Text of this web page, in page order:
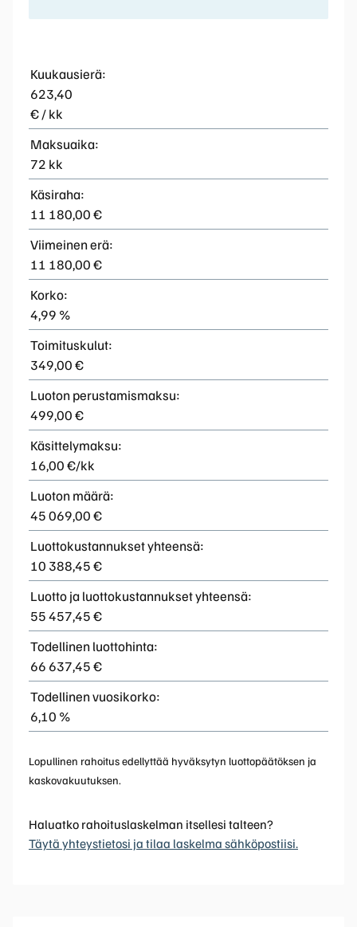
Kuukausierä:
623,40
€ / kk
Maksuaika:
72 kk
Käsiraha:
11 180,00 €
Viimeinen erä:
11 180,00 €
Korko:
4,99 %
Toimituskulut:
349,00 €
Luoton perustamismaksu:
499,00 €
Käsittelymaksu:
16,00 €/kk
Luoton määrä:
45 069,00 €
Luottokustannukset yhteensä:
10 388,45 €
Luotto ja luottokustannukset yhteensä:
55 457,45 €
Todellinen luottohinta:
66 637,45 €
Todellinen vuosikorko:
6,10 %
Lopullinen rahoitus edellyttää hyväksytyn luottopäätöksen ja
kaskovakuutuksen.
Haluatko rahoituslaskelman itsellesi talteen?
Täytä yhteystietosi ja tilaa laskelma sähköpostiisi.